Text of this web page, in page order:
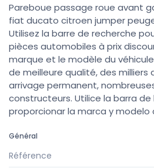
Pareboue passage roue avant
fiat ducato citroen jumper
Utilisez la barre de recherche
pièces automobiles à prix
marque et le modèle du
de meilleure qualité, des milliers
arrivage permanent,
constructeurs. Utilice la barra
proporcionar la marca y modelo
Général
Référence